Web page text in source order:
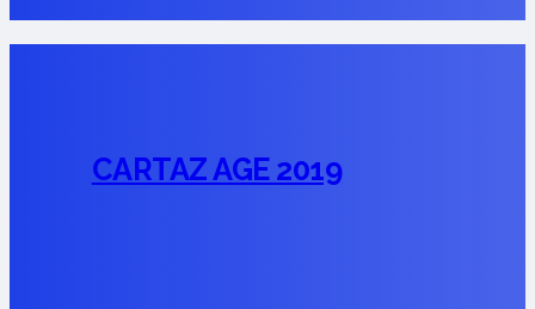
CARTAZ AGE 2019